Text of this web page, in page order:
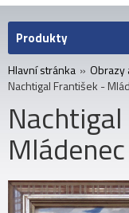
Produkty
Hlavní stránka » Obrazy
Nachtigal František -